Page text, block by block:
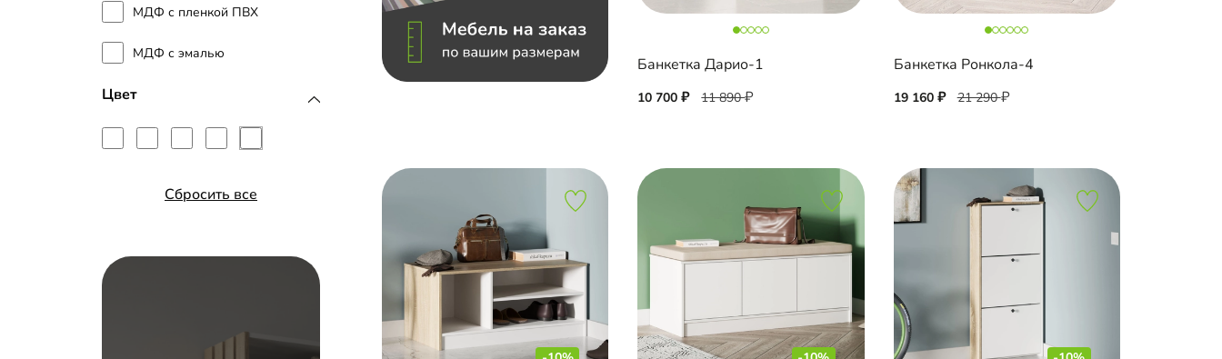
МДФ с пленкой ПВХ
МДФ с эмалью
Цвет
Сбросить все
Банкетка Дарио-1
10 700 11 890
Банкетка Ронкола-4
19 160 21 290